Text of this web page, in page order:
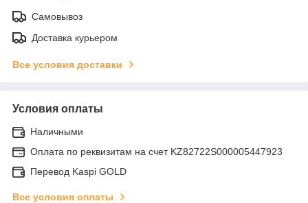
Самовывоз
Доставка курьером
Все условия доставки
Условия оплаты
Наличными
Оплата по реквизитам на счет KZ82722S000005447923
Перевод Kaspi GOLD
Все условия оплаты